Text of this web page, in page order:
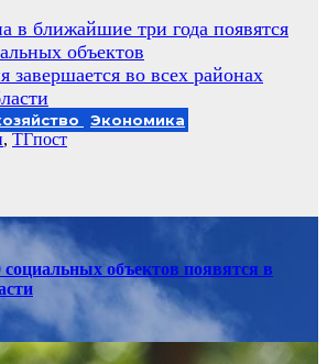
в ближайшие три года появятся
объектов
завершается во всех районах
Экономика
, ТГпост
социальных объектов появятся в